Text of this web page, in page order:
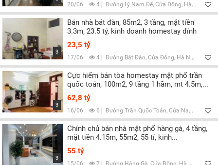
20/06 4 Đường Lý Nam Đế, Cửa Đông, Hà Nội
3
Bán nhà bát đàn, 85m2, 3 tầng, mặt tiền
3.3m, 23.5 tỷ, kinh doanh homestay đỉnh
23,5 tỷ
17/06 4 Đường Bát Đàn, Cửa Đông, Hà Nội
3
Cực hiếm bán tòa homestay mặt phố trần
quốc toản, 100m2, 9 tầng 1 hầm, mt 4.5m,...
62,8 tỷ
16/06 6 Đường Trần Quốc Toản, Cửa Nam, Hà Nội
3
Chính chủ bán nhà mặt phố hàng gà, 4 tầng,
mặt tiền 4.15m, 55m2, 55 tỉ, kinh...
55 tỷ
15/06 7 Đường Hàng Gà, Cửa Đông, Hà Nội